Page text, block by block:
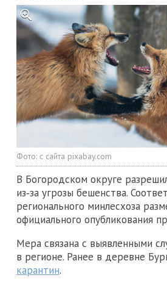
Фото: с сайта pixabаy.com
В Богородском округе
из‑за угрозы бешенства.
регионального минлесхоза
официального опубликования
Мера связана с выявленными
в регионе. Ранее в деревне
карантин.